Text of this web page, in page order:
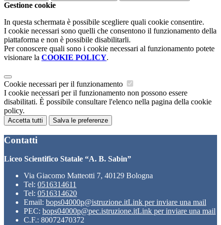
Gestione cookie
In questa schermata è possibile scegliere quali cookie consentire.
I cookie necessari sono quelli che consentono il funzionamento della
piattaforma e non è possibile disabilitarli.
Per conoscere quali sono i cookie necessari al funzionamento potete
visionare la COOKIE POLICY.
Cookie necessari per il funzionamento
I cookie necessari per il funzionamento non possono essere
disabilitati. È possibile consultare l'elenco nella pagina della cookie
policy.
Accetta tutti Salva le preferenze
Contatti
Liceo Scientifico Statale “A. B. Sabin”
Via Giacomo Matteotti 7, 40129 Bologna
Tel: 0516314611
Tel: 0516314620
Email: bops04000p@istruzione.itLink per inviare una mail
PEC: bops04000p@pec.istruzione.itLink per inviare una mail
C.F.: 80072470372